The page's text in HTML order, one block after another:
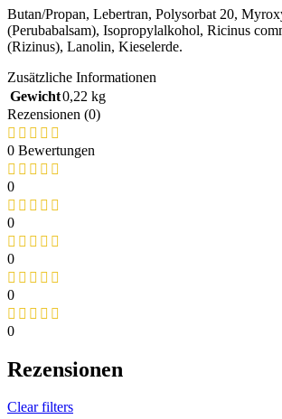
Butan/Propan, Lebertran, Polysorbat 20,
(Perubabalsam), Isopropylalkohol, Ricinus
(Rizinus), Lanolin, Kieselerde.
Zusätzliche Informationen
Gewicht0,22 kg
Rezensionen (0)
0 Bewertungen
0
0
0
0
0
Rezensionen
Clear filters